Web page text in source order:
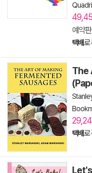
예약
택배로
The
택배로